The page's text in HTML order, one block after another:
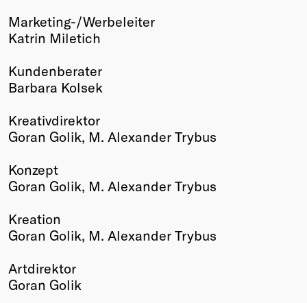
Marketing-/Werbeleiter
Katrin Miletich
Kundenberater
Barbara Kolsek
Kreativdirektor
Goran Golik, M. Alexander Trybus
Konzept
Goran Golik, M. Alexander Trybus
Kreation
Goran Golik, M. Alexander Trybus
Artdirektor
Goran Golik